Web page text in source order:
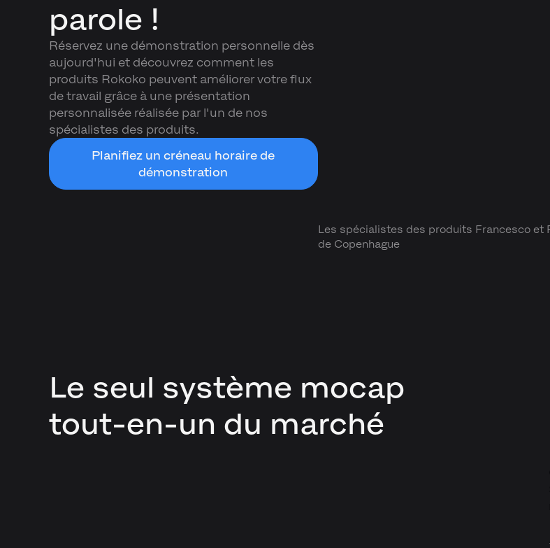
parole !
Réservez une démonstration personnelle dès
aujourd'hui et découvrez comment les
produits Rokoko peuvent améliorer votre flux
de travail grâce à une présentation
personnalisée réalisée par l'un de nos
spécialistes des produits.
Planifiez un créneau horaire de
démonstration
Les spécialistes des produits Francesco et
de Copenhague
Le seul système mocap
tout-en-un du marché